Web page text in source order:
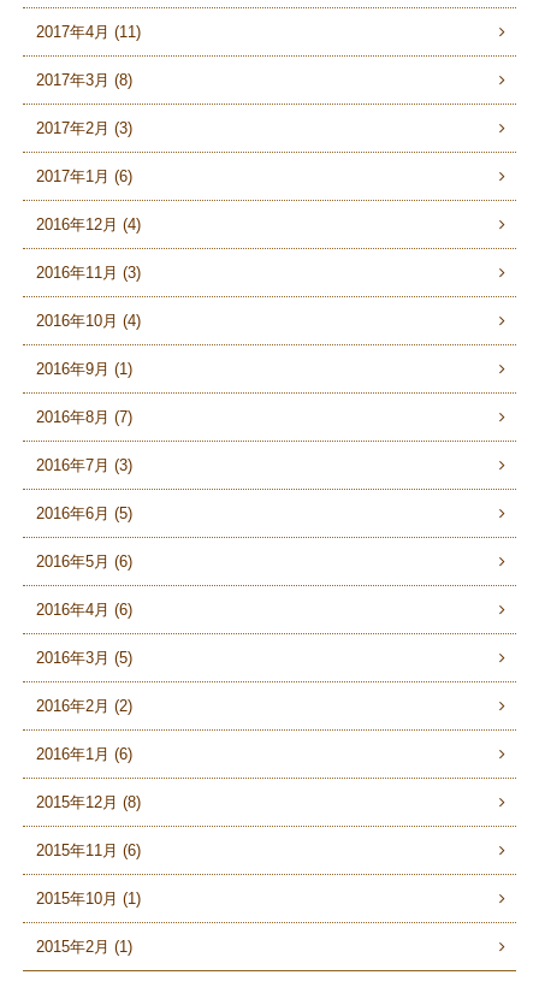
2017年4月 (11)
2017年3月 (8)
2017年2月 (3)
2017年1月 (6)
2016年12月 (4)
2016年11月 (3)
2016年10月 (4)
2016年9月 (1)
2016年8月 (7)
2016年7月 (3)
2016年6月 (5)
2016年5月 (6)
2016年4月 (6)
2016年3月 (5)
2016年2月 (2)
2016年1月 (6)
2015年12月 (8)
2015年11月 (6)
2015年10月 (1)
2015年2月 (1)